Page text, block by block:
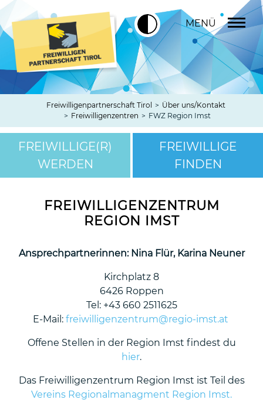
MENÜ
Freiwilligenpartnerschaft Tirol > Über uns/Kontakt
> Freiwilligenzentren > FWZ Region Imst
FREIWILLIGE(R)
WERDEN
FREIWILLIGE
FINDEN
FREIWILLIGENZENTRUM
REGION IMST
Ansprechpartnerinnen: Nina Flür, Karina Neuner
Kirchplatz 8
6426 Roppen
Tel: +43 660 2511625
E-Mail: freiwilligenzentrum@regio-imst.at
Offene Stellen in der Region Imst findest du
hier.
Das Freiwilligenzentrum Region Imst ist Teil des
Vereins Regionalmanagment Region Imst.